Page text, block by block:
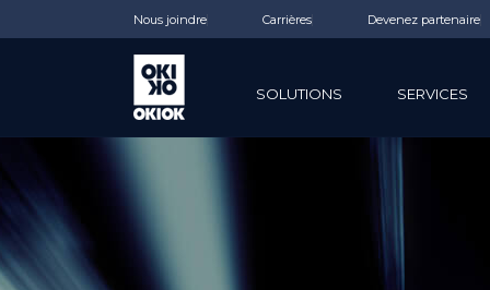
Nous joindre Carrières Devenez partenaire
SOLUTIONS SERVICES